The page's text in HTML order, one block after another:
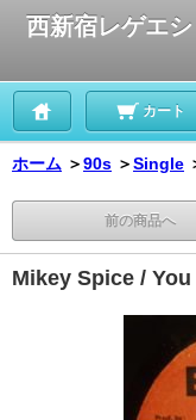
西新宿レゲエ
カート
ホーム ＞90s ＞Single
前の商品へ
Mikey Spice / You